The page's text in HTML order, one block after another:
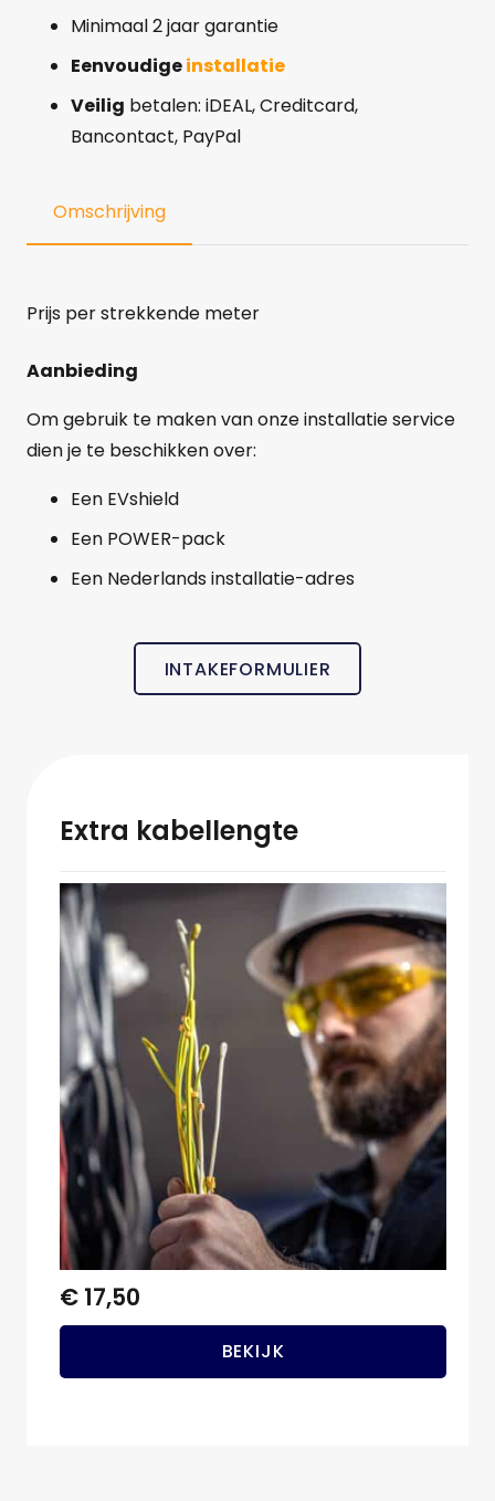
Minimaal 2 jaar garantie
Eenvoudigeinstallatie
Veilig betalen: iDEAL, Creditcard,
Bancontact, PayPal
Omschrijving
Prijs per strekkende meter
Aanbieding
Om gebruik te maken van onze installatie service
dien je te beschikken over:
Een EVshield
Een POWER-pack
Een Nederlands installatie-adres
INTAKEFORMULIER
Extra kabellengte
€ 17,50
BEKIJK